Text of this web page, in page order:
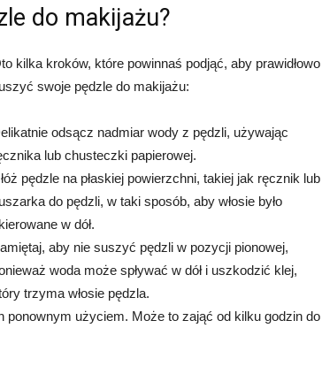
do makijażu?
kilka kroków, które powinnaś podjąć, aby prawidłowo
swoje pędzle do makijażu:
odsącz nadmiar wody z pędzli, używając
lub chusteczki papierowej.
pędzle na płaskiej powierzchni, takiej jak ręcznik lub
do pędzli, w taki sposób, aby włosie było
w dół.
aby nie suszyć pędzli w pozycji pionowej,
woda może spływać w dół i uszkodzić klej,
trzyma włosie pędzla.
ponownym użyciem. Może to zająć od kilku godzin do